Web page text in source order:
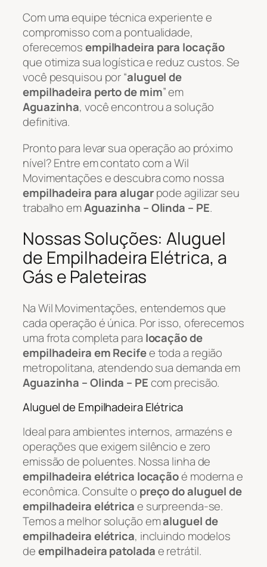
Com uma equipe técnica experiente e
compromisso com a pontualidade,
oferecemosempilhadeira para locação
que otimiza sua logística e reduz custos. Se
você pesquisou por “aluguel de
empilhadeira perto de mim” em
Aguazinha, você encontrou a solução
definitiva.
Pronto para levar sua operação ao próximo
nível? Entre em contato com a Wil
Movimentações e descubra como nossa
empilhadeira para alugarpode agilizar seu
trabalho emAguazinha – Olinda – PE.
Nossas Soluções: Aluguel
de Empilhadeira Elétrica, a
Gás e Paleteiras
Na Wil Movimentações, entendemos que
cada operação é única. Por isso, oferecemos
uma frota completa para locação de
empilhadeira em Recifee toda a região
metropolitana, atendendo sua demanda em
Aguazinha – Olinda – PEcom precisão.
Aluguel de Empilhadeira Elétrica
Ideal para ambientes internos, armazéns e
operações que exigem silêncio e zero
emissão de poluentes. Nossa linha de
empilhadeira elétrica locaçãoé moderna e
econômica. Consulte o preço do aluguel de
empilhadeira elétricae surpreenda-se.
Temos a melhor solução emaluguel de
empilhadeira elétrica, incluindo modelos
deempilhadeira patoladae retrátil.